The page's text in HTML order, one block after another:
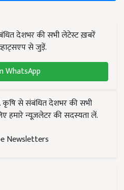
देशभर की सभी लेटेस्ट ख़बरें
से जुड़ें.
WhatsApp
कृषि से संबंधित देशभर की सभी
हमारे न्यूज़लेटर की सदस्यता लें.
Newsletters